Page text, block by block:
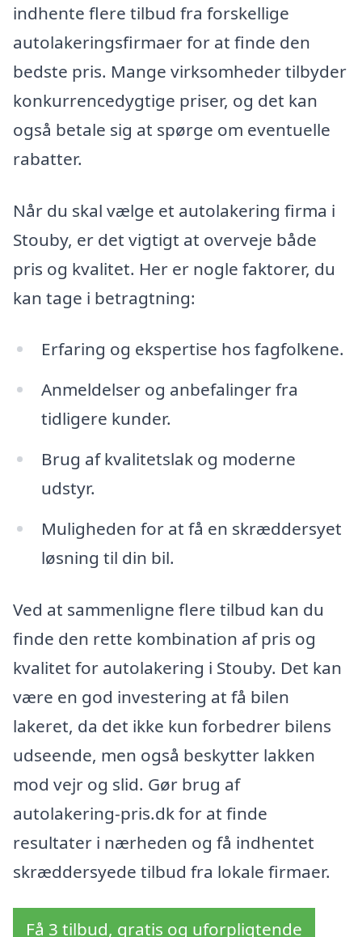
indhente flere tilbud fra forskellige
autolakeringsfirmaer for at finde den
bedste pris. Mange virksomheder tilbyder
konkurrencedygtige priser, og det kan
også betale sig at spørge om eventuelle
rabatter.
Når du skal vælge et autolakering firma i
Stouby, er det vigtigt at overveje både
pris og kvalitet. Her er nogle faktorer, du
kan tage i betragtning:
Erfaring og ekspertise hos fagfolkene.
Anmeldelser og anbefalinger fra
tidligere kunder.
Brug af kvalitetslak og moderne
udstyr.
Muligheden for at få en skræddersyet
løsning til din bil.
Ved at sammenligne flere tilbud kan du
finde den rette kombination af pris og
kvalitet for autolakering i Stouby. Det kan
være en god investering at få bilen
lakeret, da det ikke kun forbedrer bilens
udseende, men også beskytter lakken
mod vejr og slid. Gør brug af
autolakering-pris.dk for at finde
resultater i nærheden og få indhentet
skræddersyede tilbud fra lokale firmaer.
Få 3 tilbud, gratis og uforpligtende